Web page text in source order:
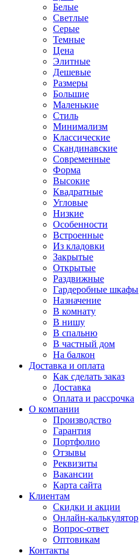
Белые
Светлые
Серые
Темные
Цена
Элитные
Дешевые
Размеры
Большие
Маленькие
Стиль
Минимализм
Классические
Скандинавские
Современные
Форма
Высокие
Квадратные
Угловые
Низкие
Особенности
Встроенные
Из кладовки
Закрытые
Открытые
Раздвижные
Гардеробные шкафы
Назначение
В комнату
В нишу
В спальню
В частный дом
На балкон
Доставка и оплата
Как сделать заказ
Доставка
Оплата и рассрочка
О компании
Производство
Гарантия
Портфолио
Отзывы
Реквизиты
Вакансии
Карта сайта
Клиентам
Скидки и акции
Онлайн-калькулятор
Вопрос-ответ
Оптовикам
Контакты